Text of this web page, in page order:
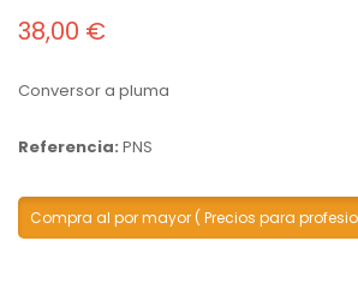
38,00 €
Conversor a pluma
Referencia: PNS
Compra al por mayor ( Precios para